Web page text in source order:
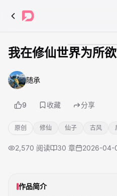
我在修仙世界为所
随承
9 收藏 分享
原创 修仙 仙子 古风
2,570 阅读 30 章 2026-04-
作品简介